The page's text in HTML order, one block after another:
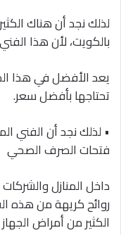
لذلك نجد أن هناك
بالكويت، لأن هذا
يعد الأفضل في هذا
تحتاجها بأفضل سعر.
• لذلك نجد أن الفني
فتحات الصرف الصحي
داخل المنازل
روائح كريهة من هذه
الكثير من أمراض